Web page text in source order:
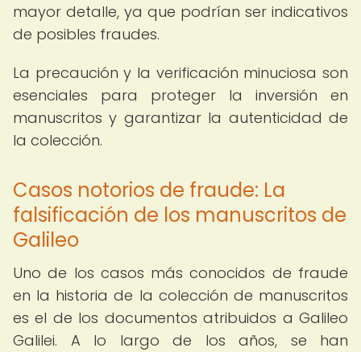
mayor detalle, ya que podrían ser indicativos
de posibles fraudes.
La precaución y la verificación minuciosa son
esenciales para proteger la inversión en
manuscritos y garantizar la autenticidad de
la colección.
Casos notorios de fraude: La
falsificación de los manuscritos de
Galileo
Uno de los casos más conocidos de fraude
en la historia de la colección de manuscritos
es el de los documentos atribuidos a Galileo
Galilei. A lo largo de los años, se han